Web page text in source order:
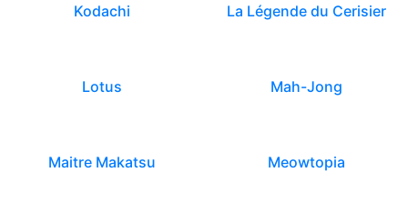
Kodachi La Légende du Cerisier
Lotus Mah-Jong
Maitre Makatsu Meowtopia